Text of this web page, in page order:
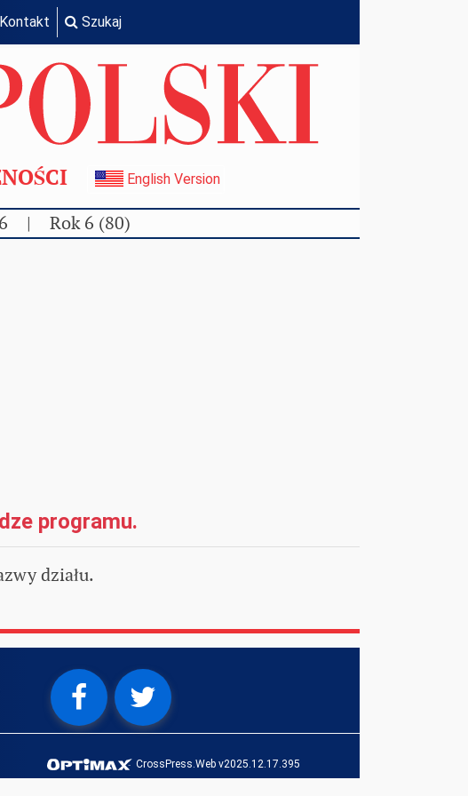
Kontakt Szukaj
English Version
| Rok 6 (80)
programu.
działu.
CrossPress.Web v2025.12.17.395